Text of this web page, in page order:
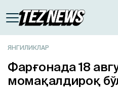
ЯНГИЛИКЛАР
Фарғонада 18
момақалдироқ